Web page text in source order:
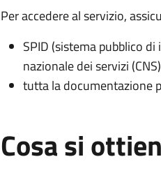
Per accedere al servizio,
SPID (sistema pubblico
nazionale dei servizi (CNS)
tutta la documentazione
Cosa si